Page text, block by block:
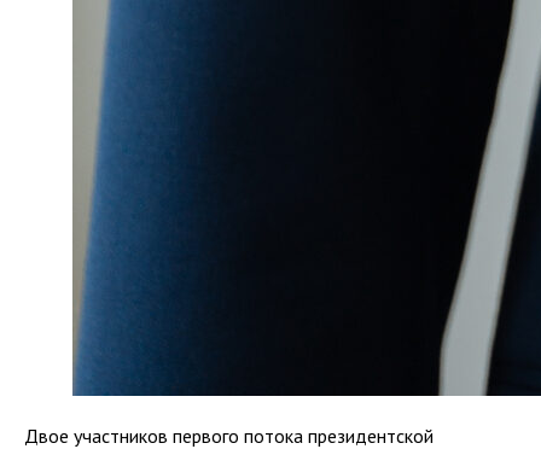
Двое участников первого потока президентской